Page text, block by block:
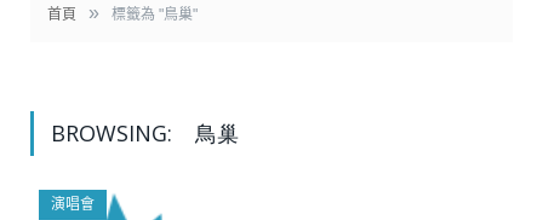
首頁 » 標籤為 "鳥巢"
BROWSING: 鳥巢
演唱會